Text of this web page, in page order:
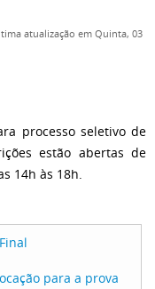
atualização em Quinta, 03
processo seletivo de
estão abertas de
14h às 18h.
para a prova